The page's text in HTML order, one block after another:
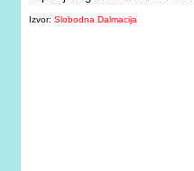
Izvor: Slobodna Dalmacija